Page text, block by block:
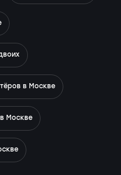
в Москве
Москве